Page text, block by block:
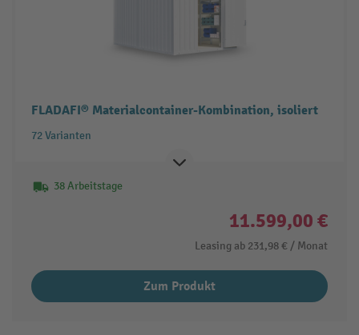
FLADAFI® Materialcontainer-Kombination, isoliert
72 Varianten
38 Arbeitstage
11.599,00 €
Leasing ab 231,98 € / Monat
Zum Produkt